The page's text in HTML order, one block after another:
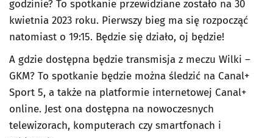
godzinie? To spotkanie przewidziane zostało na 30
kwietnia 2023 roku. Pierwszy bieg ma się rozpocząć
natomiast o 19:15. Będzie się działo, oj będzie!
A gdzie dostępna będzie transmisja z meczu Wilki –
GKM? To spotkanie będzie można śledzić na Canal+
Sport 5, a także na platformie internetowej Canal+
online. Jest ona dostępna na nowoczesnych
telewizorach, komputerach czy smartfonach i